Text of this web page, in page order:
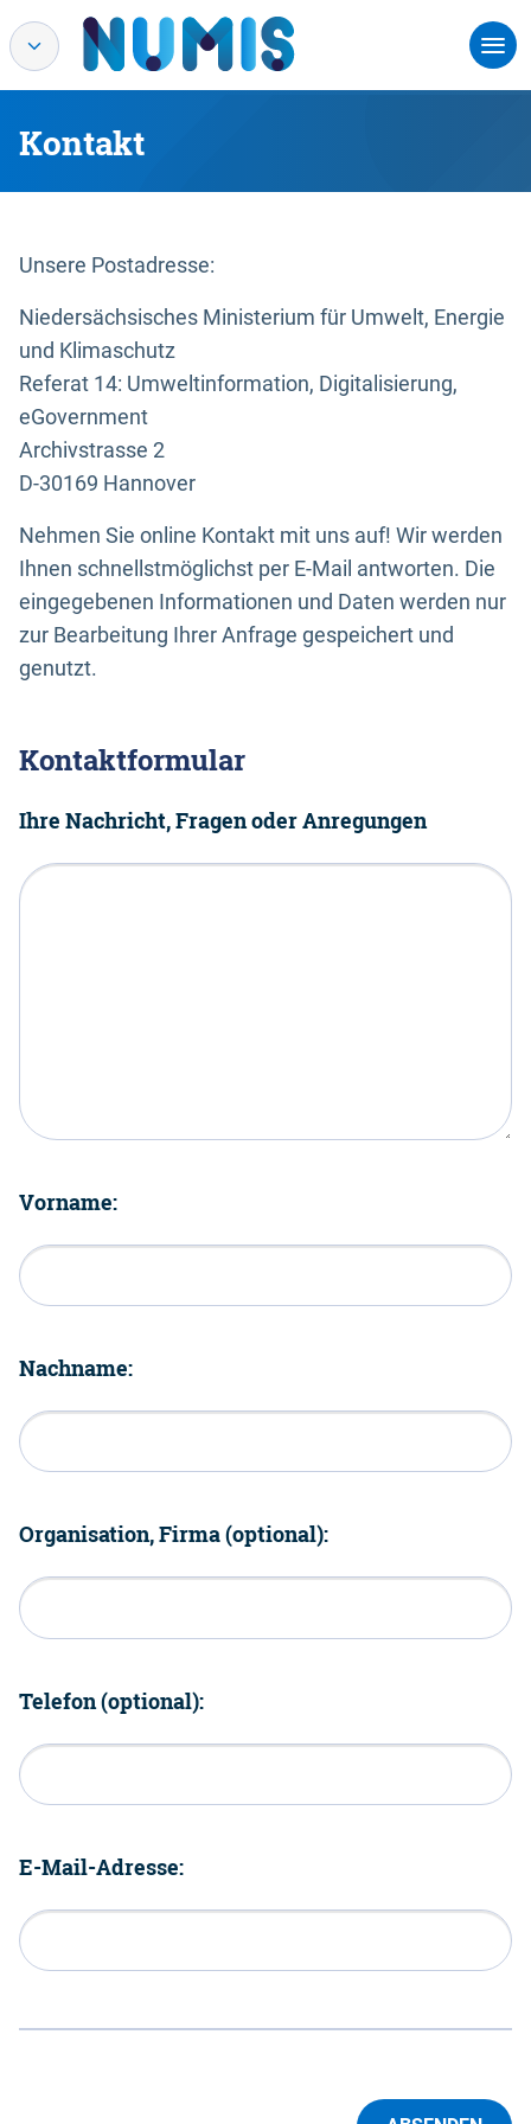
Kontakt
Unsere Postadresse:
Niedersächsisches Ministerium für Umwelt, Energie
und Klimaschutz
Referat 14: Umweltinformation, Digitalisierung,
eGovernment
Archivstrasse 2
D-30169 Hannover
Nehmen Sie online Kontakt mit uns auf! Wir werden
Ihnen schnellstmöglichst per E-Mail antworten. Die
eingegebenen Informationen und Daten werden nur
zur Bearbeitung Ihrer Anfrage gespeichert und
genutzt.
Kontaktformular
Ihre Nachricht, Fragen oder Anregungen
Vorname:
Nachname:
Organisation, Firma (optional):
Telefon (optional):
E-Mail-Adresse: